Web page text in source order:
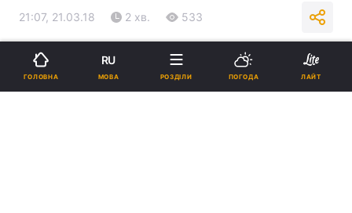
21:07, 21.03.18 2 хв. 533
Підпишіться на нас в Google
ГОЛОВНА
RU
МОВА РОЗДІЛИ ПОГОДА ЛАЙТ